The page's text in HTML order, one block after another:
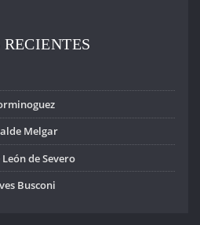
Melgar
de Severo
Busconi